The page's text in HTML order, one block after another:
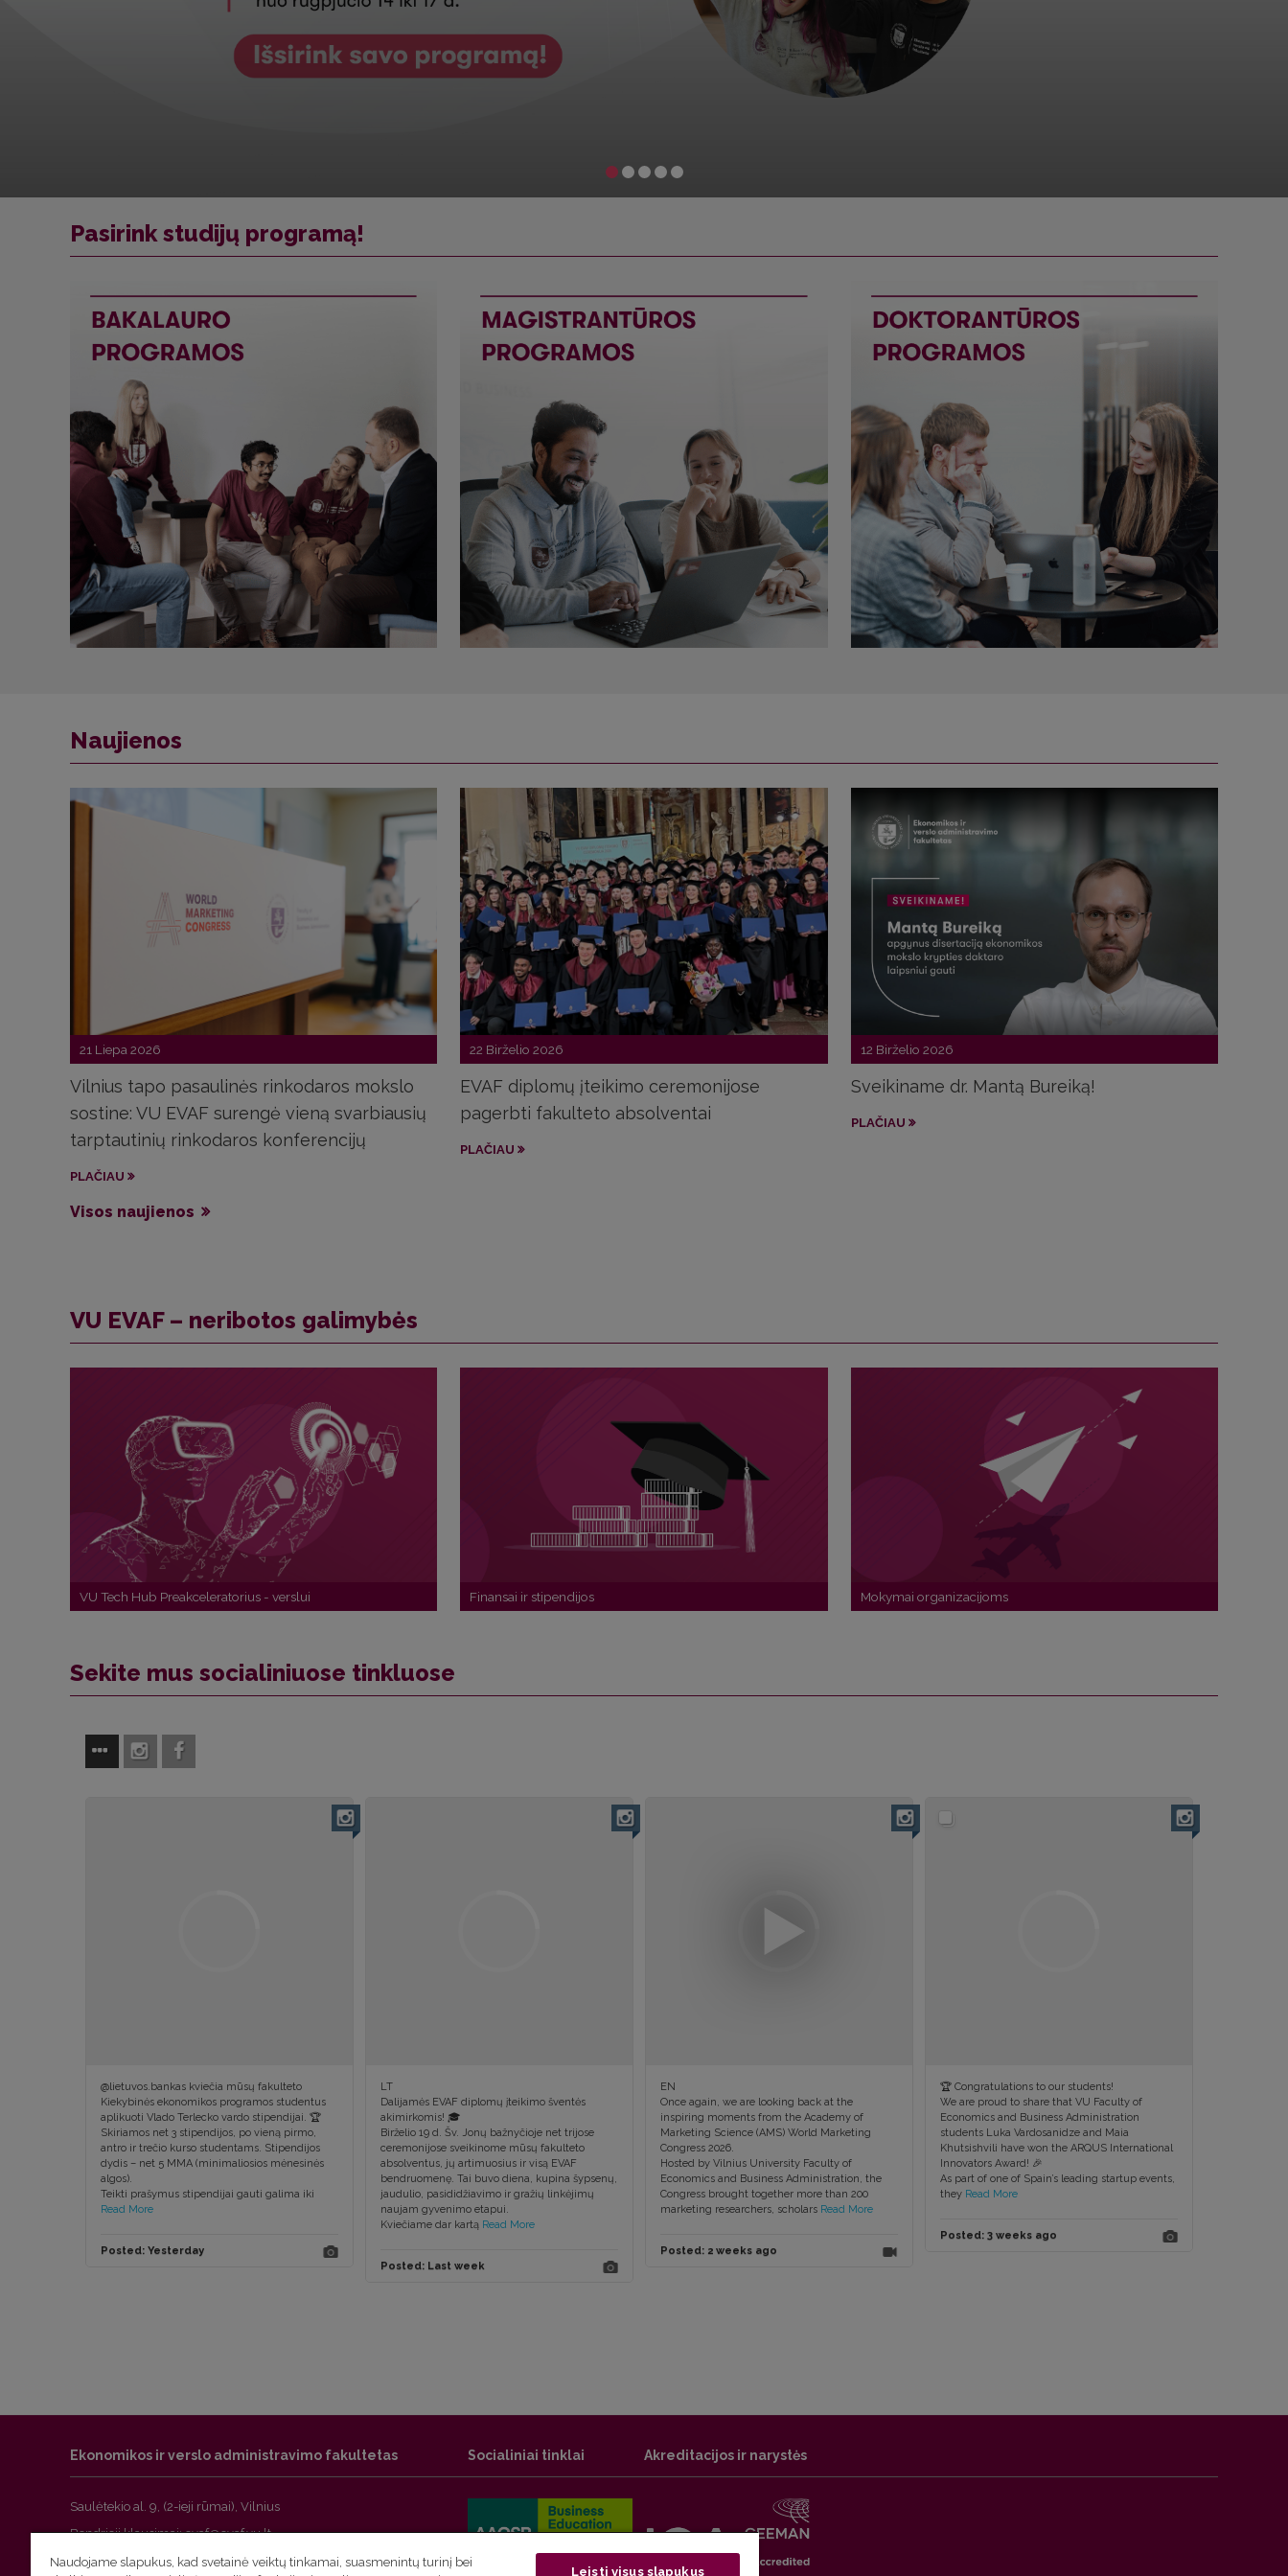
Pasirink studijų programą!
Naujienos
21 Liepa 2026
Vilnius tapo pasaulinės rinkodaros mokslo
sostine: VU EVAF surengė vieną svarbiausių
tarptautinių rinkodaros konferencijų
PLAČIAU
22 Birželio 2026
EVAF diplomų įteikimo ceremonijose
pagerbti fakulteto absolventai
PLAČIAU
12 Birželio 2026
Sveikiname dr. Mantą Bureiką!
PLAČIAU
Visos naujienos
VU EVAF – neribotos galimybės
VU Tech Hub Preakceleratorius - verslui Finansai ir stipendijos Mokymai organizacijoms
Sekite mus socialiniuose tinkluose
@lietuvos.bankas kviečia mūsų fakulteto
Kiekybinės ekonomikos programos studentus
aplikuoti Vlado Terlecko vardo stipendijai. 🏆
Skiriamos net 3 stipendijos, po vieną pirmo,
antro ir trečio kurso studentams. Stipendijos
dydis – net 5 MMA (minimaliosios mėnesinės
algos).
Teikti prašymus stipendijai gauti galima iki
Read More
Posted: Yesterday
LT
Dalijamės EVAF diplomų įteikimo šventės
akimirkomis! 🎓
Birželio 19 d. Šv. Jonų bažnyčioje net trijose
ceremonijose sveikinome mūsų fakulteto
absolventus, jų artimuosius ir visą EVAF
bendruomenę. Tai buvo diena, kupina šypsenų,
jaudulio, pasididžiavimo ir gražių linkėjimų
naujam gyvenimo etapui.
Kviečiame dar kartą Read More
Posted: Last week
EN
Once again, we are looking back at the
inspiring moments from the Academy of
Marketing Science (AMS) World Marketing
Congress 2026.
Hosted by Vilnius University Faculty of
Economics and Business Administration, the
Congress brought together more than 200
marketing researchers, scholars Read More
Posted: 2 weeks ago
🏆 Congratulations to our students!
We are proud to share that VU Faculty of
Economics and Business Administration
students Luka Vardosanidze and Maia
Khutsishvili have won the ARQUS International
Innovators Award! 🎉
As part of one of Spain’s leading startup events,
they Read More
Posted: 3 weeks ago
Ekonomikos ir verslo administravimo fakultetas
Saulėtekio al. 9, (2-ieji rūmai), Vilnius
Bendrieji klausimai:
Studijų klausimai:
Socialiniai tinklai Akreditacijos ir narystės
Naudojame slapukus, kad svetainė veiktų tinkamai, suasmenintų turinį bei
Leisti visus slapukus